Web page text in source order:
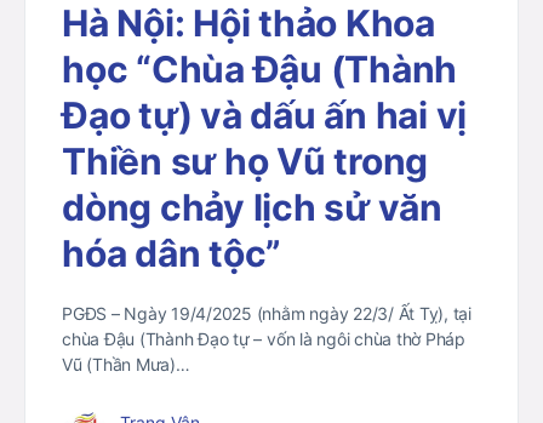
Hà Nội: Hội thảo Khoa
học “Chùa Đậu (Thành
Đạo tự) và dấu ấn hai vị
Thiền sư họ Vũ trong
dòng chảy lịch sử văn
hóa dân tộc”
PGĐS – Ngày 19/4/2025 (nhằm ngày 22/3/ Ất Tỵ), tại
chùa Đậu (Thành Đạo tự – vốn là ngôi chùa thờ Pháp
Vũ (Thần Mưa)…